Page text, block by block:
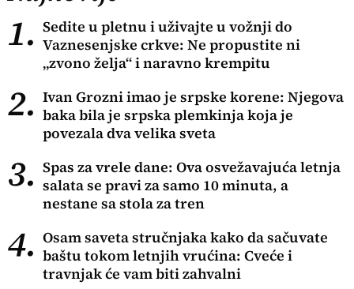
1. Sedite u pletnu i uživajte u vožnji do
Vaznesenjske crkve: Ne propustite ni
„zvono želja“ i naravno krempitu
2. Ivan Grozni imao je srpske korene: Njegova
baka bila je srpska plemkinja koja je
povezala dva velika sveta
3. Spas za vrele dane: Ova osvežavajuća letnja
salata se pravi za samo 10 minuta, a
nestane sa stola za tren
4. Osam saveta stručnjaka kako da sačuvate
baštu tokom letnjih vrućina: Cveće i
travnjak će vam biti zahvalni